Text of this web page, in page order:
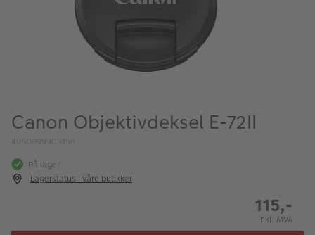
INSTANTFOTO
ALBUM
Merker
Canon Objektivdeksel E-72II
4960999903156
På lager
Lagerstatus i våre butikker
115,-
Inkl. MVA